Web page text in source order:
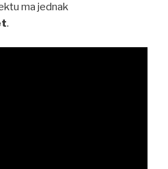
ma jednak
.